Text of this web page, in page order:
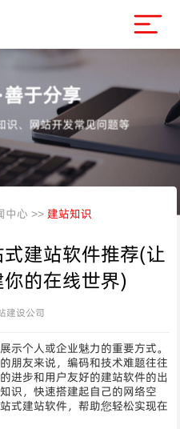
于分享
识、网站开发常见问题等
中心 >> 建站知识
建站软件推荐(让
的在线世界)
建设公司
示个人或企业魅力的重要方式。
朋友来说，编码和技术难题往往
进步和用户友好的建站软件的出
识，快速搭建起自己的网络空
式建站软件，帮助您轻松实现在